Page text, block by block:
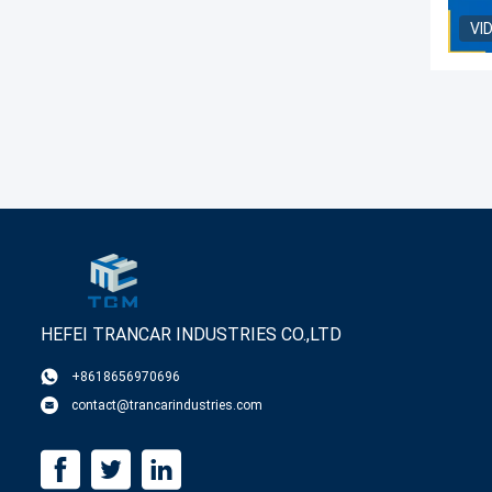
HEFEI TRANCAR INDUSTRIES CO.,LTD
+8618656970696
contact@trancarindustries.com